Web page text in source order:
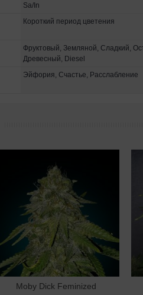
Sa/In
Короткий период цветения
Фруктовый, Земляной, Сладкий,
Древесный, Diesel
Эйфория, Счастье, Расслабление
В корзину
Moby Dick Feminized